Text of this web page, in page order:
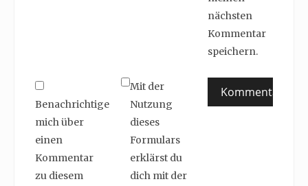
nächsten
Kommentar
speichern.
Benachrichtige
mich über
einen
Kommentar
zu diesem
Mit der
Nutzung
dieses
Formulars
erklärst du
dich mit der